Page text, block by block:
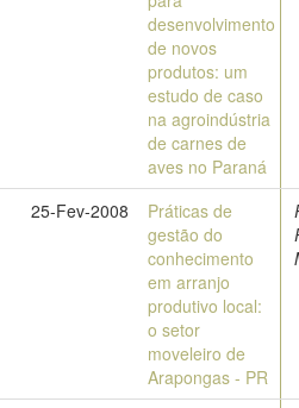
desenvolvimento
de novos
produtos: um
estudo de caso
na agroindústria
de carnes de
aves no Paraná
25-Fev-2008
Práticas de
gestão do
conhecimento
em arranjo
produtivo local:
o setor
moveleiro de
Arapongas - PR